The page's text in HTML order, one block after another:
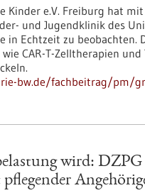
Kinder e.V. Freiburg hat
und Jugendklinik des
in Echtzeit zu beobachten.
CAR-T-Zelltherapien
bw.de/fachbeitrag/pm/
wird: